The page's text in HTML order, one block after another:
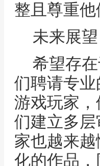
整且尊重
未来展
希望存
们聘请专
游戏玩家
们建立多
家也越来
化的作品